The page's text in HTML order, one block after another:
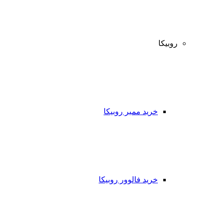
روبیکا
خرید ممبر روبیکا
خرید فالوور روبیکا